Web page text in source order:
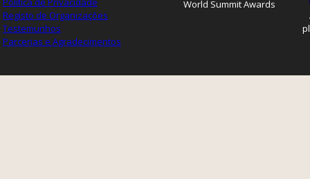
Registo de Organizações
Testemunhos
Parcerias e Agradecimentos
World Summit Awards